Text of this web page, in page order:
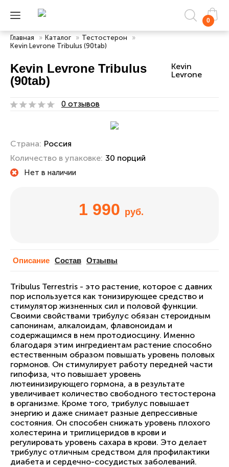
0
Главная » Каталог » Тестостерон
»
Kevin Levrone Tribulus (90tab)
Kevin Levrone Tribulus
(90tab)
Kevin
Levrone
0 отзывов
Страна: Россия
Количество в упаковке: 30 порций
Нет в наличии
1 990 руб.
Описание Cостав Отзывы
Tribulus Terrestris - это растение, которое с давних
пор используется как тонизирующее средство и
стимулятор жизненных сил и половой функции.
Своими свойствами трибулус обязан стероидным
сапонинам, алкалоидам, флавоноидам и
содержащимся в нем протодиосцину. Именно
благодаря этим ингредиентам растение способно
естественным образом повышать уровень половых
гормонов. Он стимулирует работу передней части
гипофиза, что повышает уровень
лютеинизирующего гормона, а в результате
увеличивает количество свободного тестостерона
в организме. Кроме того, трибулус повышает
энергию и даже снимает разные депрессивные
состояния. Он способен снижать уровень плохого
холестерина и триглицеридов в крови и
регулировать уровень сахара в крови. Это делает
трибулус отличным средством для профилактики
диабета и сердечно-сосудистых заболеваний.